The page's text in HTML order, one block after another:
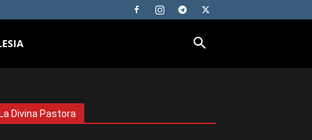
La Divina Pastora